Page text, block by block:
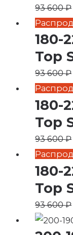
93 600₽
180-
Top
93 600₽
180-
Top
93 600₽
180-
Top
93 600₽